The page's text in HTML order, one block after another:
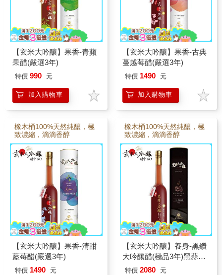
【玄米大吟釀】果香-青蘋
果醋(嚴選3年)
特價 990 元
加入購物車
【玄米大吟釀】果香-古典
蔓越莓醋(嚴選3年)
特價 1490 元
加入購物車
橡木桶100%天然純釀，極
致濃縮，滴滴香醇
【玄米大吟釀】果香-清甜
藍莓醋(嚴選3年)
特價 1490 元
橡木桶100%天然純釀，極
致濃縮，滴滴香醇
【玄米大吟釀】養身-黑鑽
大吟釀醋(極品3年)黑蒜頭
醋
特價 2080 元